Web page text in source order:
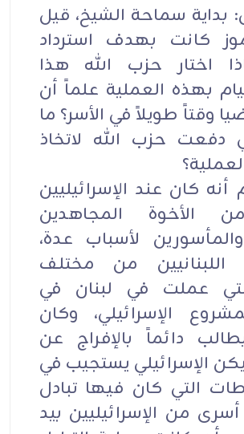
بداية سماحة الشيخ، قيل
كانت بهدف استرداد
اختار حزب الله هذا
بهذه العملية علماً أن
وقتاً طويلاً في الأسر؟ ما
دفعت حزب الله لاتخاذ
كان عند الإسرائيليين
الأخوة المجاهدين
لأسباب عدة،
من مختلف
عملت في لبنان في
الإسرائيلي، وكان
دائماً بالإفراج عن
الإسرائيلي يستجيب في
التي كان فيها تبادل
من الإسرائيليين بيد